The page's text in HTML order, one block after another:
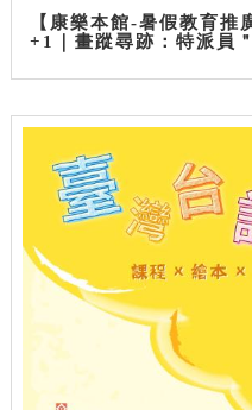
【康樂本館-暑假教育
+1｜畫蹤尋跡：特派員